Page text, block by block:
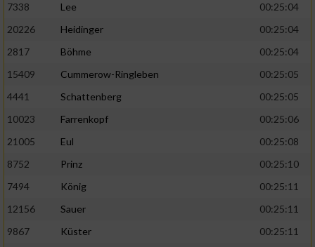
7338
Lee
00:25:04
20226
Heidinger
00:25:04
2817
Böhme
00:25:04
15409
Cummerow-Ringleben
00:25:05
4441
Schattenberg
00:25:05
10023
Farrenkopf
00:25:06
21005
Eul
00:25:08
8752
Prinz
00:25:10
7494
König
00:25:11
12156
Sauer
00:25:11
9867
Küster
00:25:11